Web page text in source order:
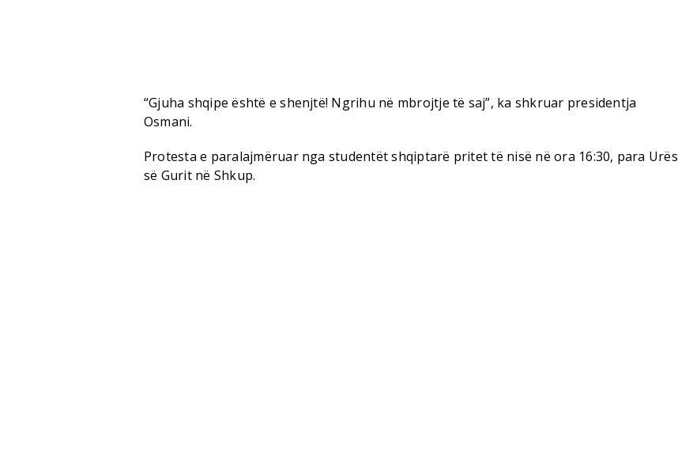
“Gjuha shqipe është e shenjtë! Ngrihu në mbrojtje të saj”, ka shkruar presidentja
Osmani.
Protesta e paralajmëruar nga studentët shqiptarë pritet të nisë në ora 16:30, para Urës
së Gurit në Shkup.